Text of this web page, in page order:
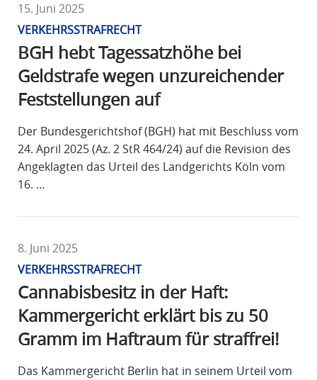
15. Juni 2025
VERKEHRSSTRAFRECHT
BGH hebt Tagessatzhöhe bei
Geldstrafe wegen unzureichender
Feststellungen auf
Der Bundesgerichtshof (BGH) hat mit Beschluss vom
24. April 2025 (Az. 2 StR 464/24) auf die Revision des
Angeklagten das Urteil des Landgerichts Köln vom
16. …
8. Juni 2025
VERKEHRSSTRAFRECHT
Cannabisbesitz in der Haft:
Kammergericht erklärt bis zu 50
Gramm im Haftraum für straffrei!
Das Kammergericht Berlin hat in seinem Urteil vom